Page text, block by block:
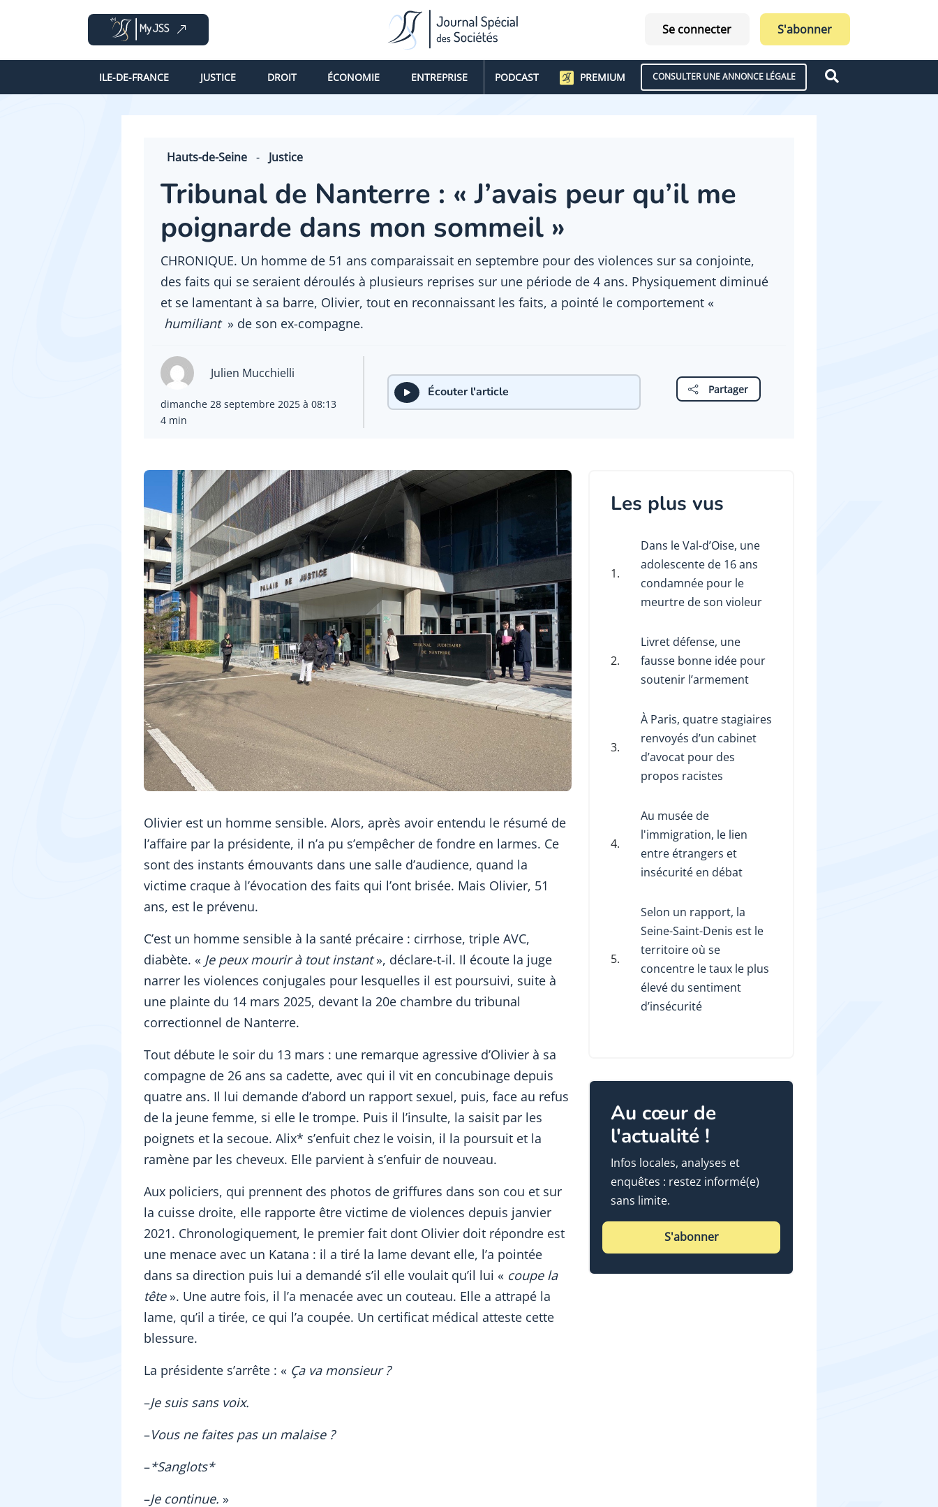
Se connecter S'abonner
ILE-DE-FRANCE JUSTICE DROIT ÉCONOMIE ENTREPRISE PODCAST PREMIUM CONSULTER UNE ANNONCE LÉGALE
Hauts-de-Seine - Justice
Tribunal de Nanterre : « J’avais peur qu’il me
poignarde dans mon sommeil »
CHRONIQUE. Un homme de 51 ans comparaissait en septembre pour des violences sur sa conjointe,
des faits qui se seraient déroulés à plusieurs reprises sur une période de 4 ans. Physiquement diminué
et se lamentant à sa barre, Olivier, tout en reconnaissant les faits, a pointé le comportement «
humiliant » de son ex-compagne.
Julien Mucchielli
dimanche 28 septembre 2025 à 08:13
4 min
Écouter l'article Partager
Olivier est un homme sensible. Alors, après avoir entendu le résumé de
l’affaire par la présidente, il n’a pu s’empêcher de fondre en larmes. Ce
sont des instants émouvants dans une salle d’audience, quand la
victime craque à l’évocation des faits qui l’ont brisée. Mais Olivier, 51
ans, est le prévenu.
C’est un homme sensible à la santé précaire : cirrhose, triple AVC,
diabète. « Je peux mourir à tout instant», déclare-t-il. Il écoute la juge
narrer les violences conjugales pour lesquelles il est poursuivi, suite à
une plainte du 14 mars 2025, devant la 20e chambre du tribunal
correctionnel de Nanterre.
Tout débute le soir du 13 mars : une remarque agressive d’Olivier à sa
compagne de 26 ans sa cadette, avec qui il vit en concubinage depuis
quatre ans. Il lui demande d’abord un rapport sexuel, puis, face au refus
de la jeune femme, si elle le trompe. Puis il l’insulte, la saisit par les
poignets et la secoue. Alix* s’enfuit chez le voisin, il la poursuit et la
ramène par les cheveux. Elle parvient à s’enfuir de nouveau.
Aux policiers, qui prennent des photos de griffures dans son cou et sur
la cuisse droite, elle rapporte être victime de violences depuis janvier
2021. Chronologiquement, le premier fait dont Olivier doit répondre est
une menace avec un Katana : il a tiré la lame devant elle, l’a pointée
dans sa direction puis lui a demandé s’il elle voulait qu’il lui « coupe la
tête». Une autre fois, il l’a menacée avec un couteau. Elle a attrapé la
lame, qu’il a tirée, ce qui l’a coupée. Un certificat médical atteste cette
blessure.
La présidente s’arrête : « Ça va monsieur ?
–Je suis sans voix.
–Vous ne faites pas un malaise ?
–*Sanglots*
–Je continue. »
Les plus vus
1.
Dans le Val-d’Oise, une
adolescente de 16 ans
condamnée pour le
meurtre de son violeur
2.
Livret défense, une
fausse bonne idée pour
soutenir l’armement
3.
À Paris, quatre stagiaires
renvoyés d’un cabinet
d’avocat pour des
propos racistes
4.
Au musée de
l'immigration, le lien
entre étrangers et
insécurité en débat
5.
Selon un rapport, la
Seine-Saint-Denis est le
territoire où se
concentre le taux le plus
élevé du sentiment
d’insécurité
Au cœur de
l'actualité !
Infos locales, analyses et
enquêtes : restez informé(e)
sans limite.
S'abonner